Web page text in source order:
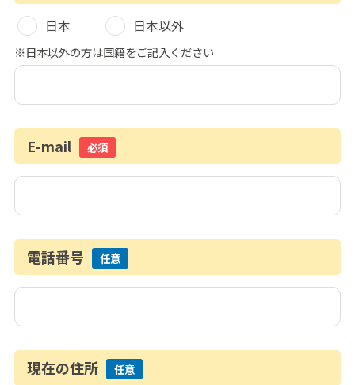
日本 日本以外
※日本以外の方は国籍をご記入ください
E-mail 必須
電話番号 任意
現在の住所 任意